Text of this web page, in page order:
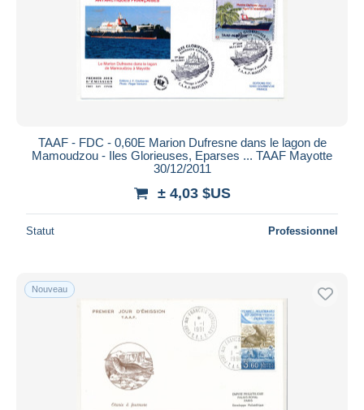
TAAF - FDC - 0,60E Marion Dufresne dans le lagon de
Mamoudzou - Iles Glorieuses, Eparses ... TAAF Mayotte
30/12/2011
± 4,03 $US
Statut Professionnel
Nouveau